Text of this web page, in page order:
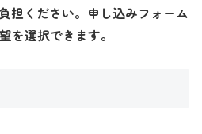
担ください。申し込みフォーム
を選択できます。